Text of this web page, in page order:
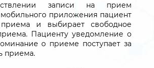
записи на прием
приложения пациент
и выбирает свободное
Пациенту уведомление о
о приеме поступает за
приема.